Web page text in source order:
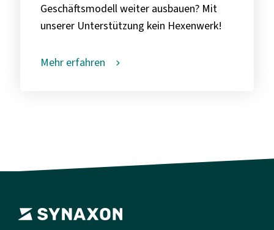
Geschäftsmodell weiter ausbauen? Mit
unserer Unterstützung kein Hexenwerk!
Mehr erfahren